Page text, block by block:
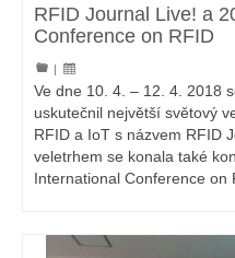
RFID Journal Live! a
Conference on RFID
|
Ve dne 10. 4. – 12. 4. 2018
uskutečnil největší světový
RFID a IoT s názvem RFID
veletrhem se konala také
International Conference